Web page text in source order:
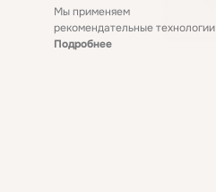
Мы применяем
рекомендательные технологии
Подробнее